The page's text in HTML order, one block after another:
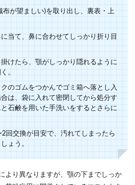
布が望ましい)を取り出し、裏表・上
当て、鼻に合わせてしっかり折り目
けたら、顎がしっかり隠れるように
。
のゴムをつかんでゴミ箱へ落とし入
は、袋に入れて密閉してから処分す
石鹸を用いた手洗いをするとさらに
回交換が目安で、汚れてしまったら
ょう。
より異なりますが、顎の下までしっか